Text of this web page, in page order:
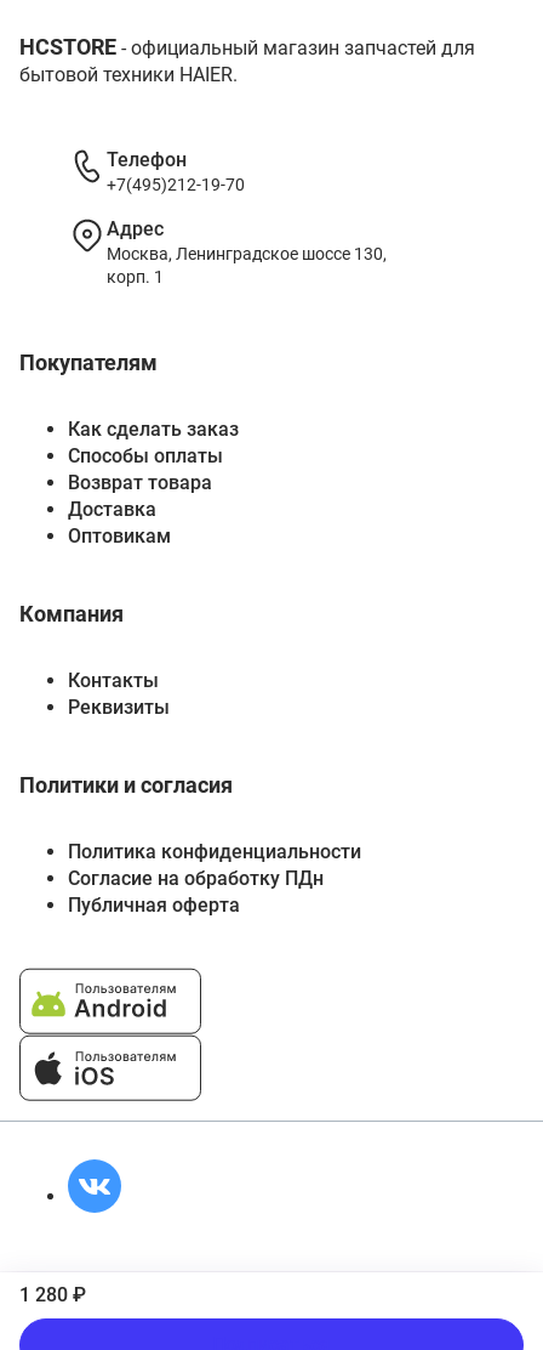
1 280 ₽
HCSTORE - официальный магазин запчастей для
бытовой техники HAIER.
Покупателям
Как сделать заказ
Способы оплаты
Возврат товара
Доставка
Оптовикам
Компания
Контакты
Реквизиты
Политики и согласия
Политика конфиденциальности
Согласие на обработку ПДн
Публичная оферта
Телефон
+7(495)212-19-70
Адрес
Москва, Ленинградское шоссе 130,
корп. 1